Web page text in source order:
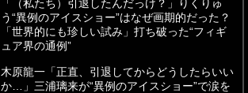
「（私たち）引退したんだっけ？」りくりゅ
う“異例のアイスショー”はなぜ画期的だった？
「世界的にも珍しい試み」打ち破った“フィギ
ュア界の通例”
木原龍一「正直、引退してからどうしたらいい
か…」三浦璃来が“異例のアイスショー”で涙を